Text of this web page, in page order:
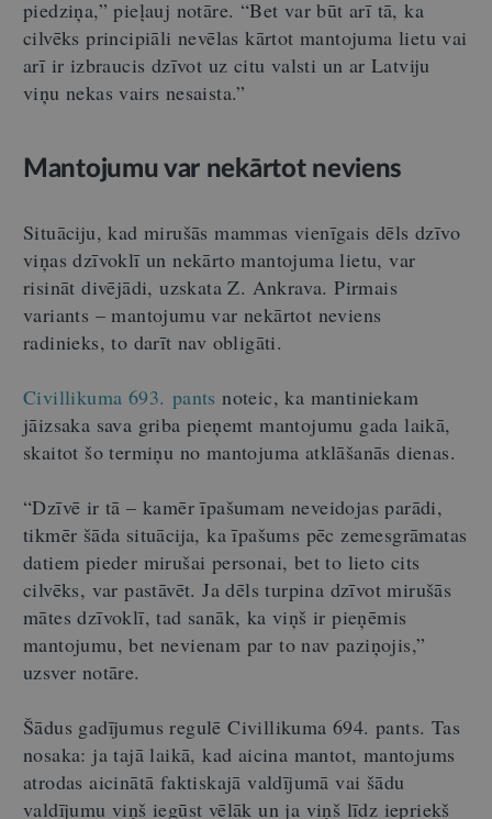
piedziņa,” pieļauj notāre. “Bet var būt arī tā, ka
cilvēks principiāli nevēlas kārtot mantojuma lietu vai
arī ir izbraucis dzīvot uz citu valsti un ar Latviju
viņu nekas vairs nesaista.”
Mantojumu var nekārtot neviens
Situāciju, kad mirušās mammas vienīgais dēls dzīvo
viņas dzīvoklī un nekārto mantojuma lietu, var
risināt divējādi, uzskata Z. Ankrava. Pirmais
variants – mantojumu var nekārtot neviens
radinieks, to darīt nav obligāti.
Civillikuma 693. pants noteic, ka mantiniekam
jāizsaka sava griba pieņemt mantojumu gada laikā,
skaitot šo termiņu no mantojuma atklāšanās dienas.
“Dzīvē ir tā – kamēr īpašumam neveidojas parādi,
tikmēr šāda situācija, ka īpašums pēc zemesgrāmatas
datiem pieder mirušai personai, bet to lieto cits
cilvēks, var pastāvēt. Ja dēls turpina dzīvot mirušās
mātes dzīvoklī, tad sanāk, ka viņš ir pieņēmis
mantojumu, bet nevienam par to nav paziņojis,”
uzsver notāre.
Šādus gadījumus regulē Civillikuma 694. pants. Tas
nosaka: ja tajā laikā, kad aicina mantot, mantojums
atrodas aicinātā faktiskajā valdījumā vai šādu
valdījumu viņš iegūst vēlāk un ja viņš līdz iepriekš